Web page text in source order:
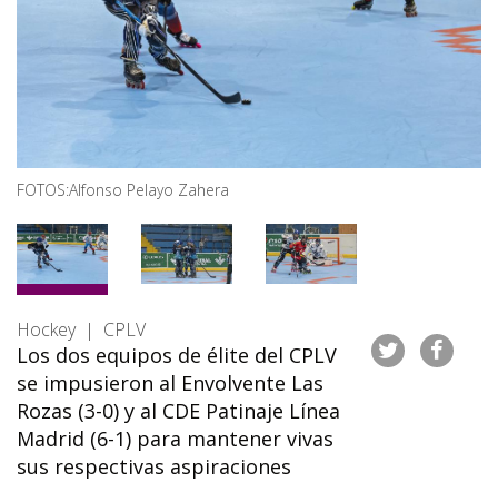
FOTOS:Alfonso Pelayo Zahera
Hockey | CPLV
Los dos equipos de élite del CPLV
se impusieron al Envolvente Las
Rozas (3-0) y al CDE Patinaje Línea
Madrid (6-1) para mantener vivas
sus respectivas aspiraciones